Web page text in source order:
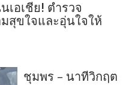
อเชีย! ตำรวจ
สุขใจและอุ่นใจให้
ชุมพร – นาทีวิกฤต